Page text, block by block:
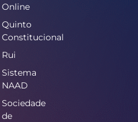
Online
Quinto
Constitucional
Rui
Sistema
NAAD
Sociedade
de